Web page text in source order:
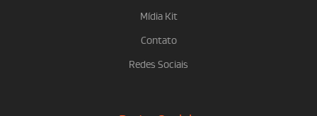
Mídia Kit
Contato
Redes Sociais